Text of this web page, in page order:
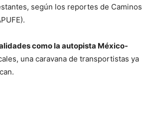
según los reportes de Caminos
como la autopista México-
una caravana de transportistas ya